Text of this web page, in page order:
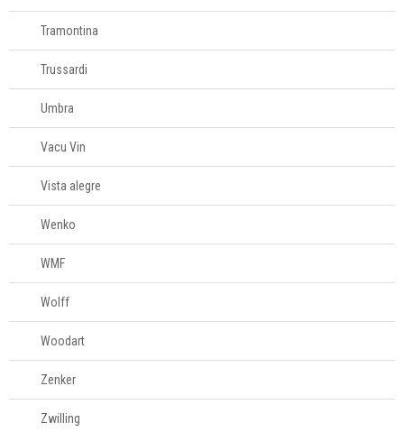
Tramontina
Trussardi
Umbra
Vacu Vin
Vista alegre
Wenko
WMF
Wolff
Woodart
Zenker
Zwilling